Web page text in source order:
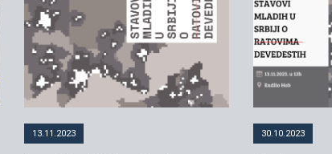
13.11.2023 30.10.2023